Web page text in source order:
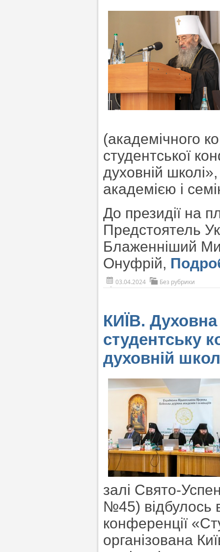
(академічного
студентської
духовній
академією і
До президії на
Предстоятель
Блаженніший
Онуфрій,
03.04.2024 Без рубрики
КИЇВ. Духовна
студентську
духовній
залі Свято-
№45) відбулось
конференції
організована